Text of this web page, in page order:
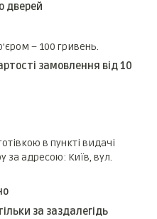
дверей
– 100 гривень.
замовлення від 10
в пункті видачі
за адресою: Київ, вул.
за заздалегідь